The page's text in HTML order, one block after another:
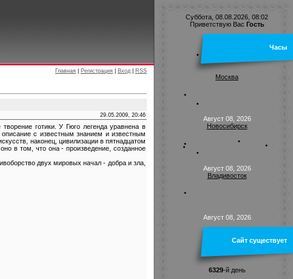
Главная Регистрация Вход RSS
29.05.2009, 20:46
готики. У Гюго легенда уравнена в
с известным знанием и известным
наконец, цивилизации в пятнадцатом
в том, что она - произведение, созданное
двух мировых начал - добра и зла,
Суббота, 08.08.2026, 08:02
Приветствую Вас Гость
Часы
Москва
Август 08, 2026
Новосибирск
Август 08, 2026
Владивосток
Август 08, 2026
Сайт существует
6329-й день